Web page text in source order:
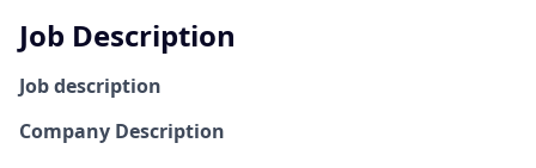
Job Description
Job description
Company Description